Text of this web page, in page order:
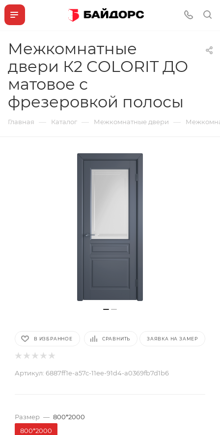
Межкомнатные
двери К2 COLORIT ДО
матовое с
фрезеровкой полосы
Главная — Каталог — Межкомнатные двери —
В ИЗБРАННОЕ СРАВНИТЬ ЗАЯВКА НА ЗАМЕР
Артикул: 6887ff1e-a57c-11ee-91d4-a0369fb7d1b6
Размер — 800*2000
800*2000